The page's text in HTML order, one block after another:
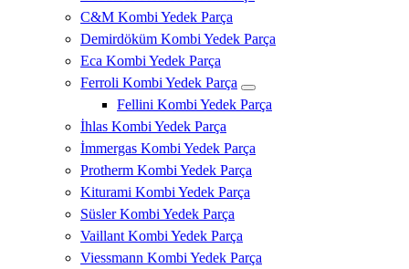
C&M Kombi Yedek Parça
Demirdöküm Kombi Yedek Parça
Eca Kombi Yedek Parça
Ferroli Kombi Yedek Parça
Fellini Kombi Yedek Parça
İhlas Kombi Yedek Parça
İmmergas Kombi Yedek Parça
Protherm Kombi Yedek Parça
Kiturami Kombi Yedek Parça
Süsler Kombi Yedek Parça
Vaillant Kombi Yedek Parça
Viessmann Kombi Yedek Parça